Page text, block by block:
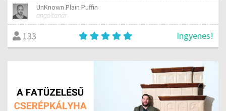
UnKnown Plain Puffin
angoltanár
133 Ingyenes!